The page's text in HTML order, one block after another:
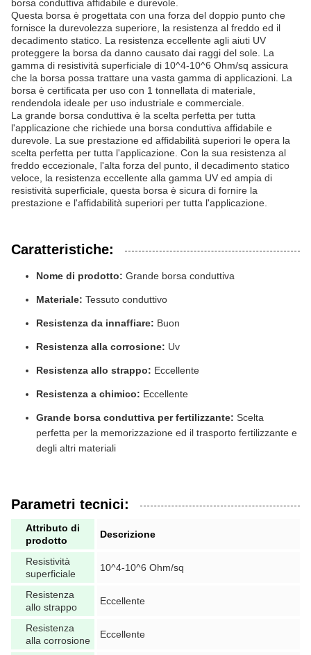
borsa conduttiva affidabile e durevole.
Questa borsa è progettata con una forza del doppio punto che
fornisce la durevolezza superiore, la resistenza al freddo ed il
decadimento statico. La resistenza eccellente agli aiuti UV
proteggere la borsa da danno causato dai raggi del sole. La
gamma di resistività superficiale di 10^4-10^6 Ohm/sq assicura
che la borsa possa trattare una vasta gamma di applicazioni. La
borsa è certificata per uso con 1 tonnellata di materiale,
rendendola ideale per uso industriale e commerciale.
La grande borsa conduttiva è la scelta perfetta per tutta
l'applicazione che richiede una borsa conduttiva affidabile e
durevole. La sue prestazione ed affidabilità superiori le opera la
scelta perfetta per tutta l'applicazione. Con la sua resistenza al
freddo eccezionale, l'alta forza del punto, il decadimento statico
veloce, la resistenza eccellente alla gamma UV ed ampia di
resistività superficiale, questa borsa è sicura di fornire la
prestazione e l'affidabilità superiori per tutta l'applicazione.
Caratteristiche:
Nome di prodotto: Grande borsa conduttiva
Materiale: Tessuto conduttivo
Resistenza da innaffiare: Buon
Resistenza alla corrosione: Uv
Resistenza allo strappo: Eccellente
Resistenza a chimico: Eccellente
Grande borsa conduttiva per fertilizzante: Scelta
perfetta per la memorizzazione ed il trasporto fertilizzante e
degli altri materiali
Parametri tecnici:
Attributo di
prodotto
Descrizione
Resistività
superficiale
10^4-10^6 Ohm/sq
Resistenza
allo strappo
Eccellente
Resistenza
alla corrosione
Eccellente